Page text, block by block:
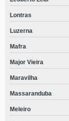
Lontras
Luzerna
Mafra
Major Vieira
Maravilha
Massaranduba
Meleiro